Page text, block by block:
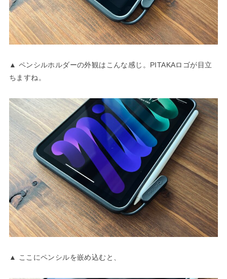
▲ ペンシルホルダーの外観はこんな感じ。PITAKAロゴが目立
ちますね。
▲ ここにペンシルを嵌め込むと、